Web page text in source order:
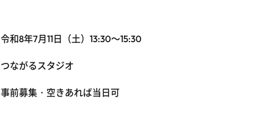
令和8年7月11日（土）13:30～15:30
つながるスタジオ
事前募集・空きあれば当日可